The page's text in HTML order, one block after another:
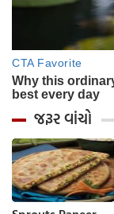
જરૂર વાંચો